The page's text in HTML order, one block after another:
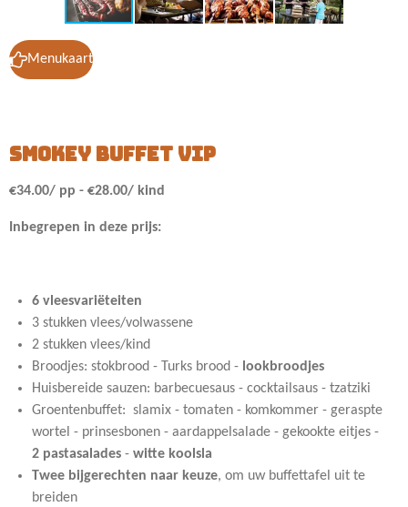
Menukaart
smokey buffet vip
€34.00/ pp - €28.00/ kind
Inbegrepen in deze prijs:
6 vleesvariëteiten
3 stukken vlees/volwassene
2 stukken vlees/kind
Broodjes: stokbrood - Turks brood - lookbroodjes
Huisbereide sauzen: barbecuesaus - cocktailsaus - tzatziki
Groentenbuffet: slamix - tomaten - komkommer - geraspte
wortel - prinsesbonen - aardappelsalade - gekookte eitjes -
2 pastasalades-witte koolsla
Twee bijgerechten naar keuze, om uw buffettafel uit te
breiden